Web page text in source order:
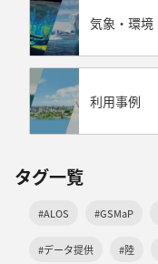
気象・環境
利用事例
タグ一覧
#ALOS #GSMaP
#データ提供 #陸